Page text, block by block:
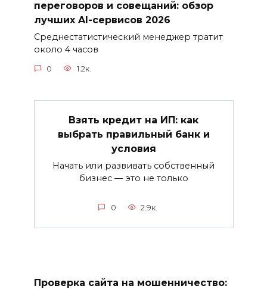
переговоров и совещаний: обзор
лучших AI-сервисов 2026
Среднестатистический менеджер тратит
около 4 часов
0 1.2к.
Взять кредит на ИП: как
выбрать правильный банк и
условия
Начать или развивать собственный
бизнес — это не только
0 2.9к.
Проверка сайта на мошенничество: